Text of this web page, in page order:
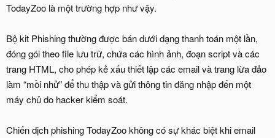
TodayZoo là một trường hợp như vậy.
Bộ kit Phishing thường được bán dưới dạng thanh toán một lần,
đóng gói theo file lưu trữ, chứa các hình ảnh, đoạn script và các
trang HTML, cho phép kẻ xấu thiết lập các email và trang lừa đảo
làm “mồi nhử” để thu thập và gửi thông tin đăng nhập đến một
máy chủ do hacker kiểm soát.
Chiến dịch phishing TodayZoo không có sự khác biệt khi email